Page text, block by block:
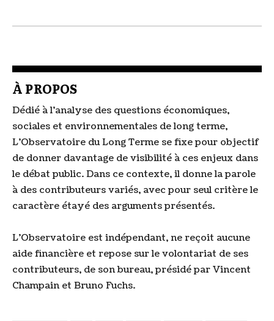
À PROPOS
Dédié à l'analyse des questions économiques,
sociales et environnementales de long terme,
L'Observatoire du Long Terme se fixe pour objectif
de donner davantage de visibilité à ces enjeux dans
le débat public. Dans ce contexte, il donne la parole
à des contributeurs variés, avec pour seul critère le
caractère étayé des arguments présentés.
L'Observatoire est indépendant, ne reçoit aucune
aide financière et repose sur le volontariat de ses
contributeurs, de son bureau, présidé par Vincent
Champain et Bruno Fuchs.